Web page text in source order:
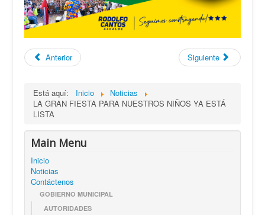
Anterior Siguiente
Está aquí: Inicio
Noticias
LA GRAN FIESTA PARA NUESTROS NIÑOS YA ESTÁ
LISTA
Main Menu
Inicio
Noticias
Contáctenos
GOBIERNO MUNICIPAL
AUTORIDADES